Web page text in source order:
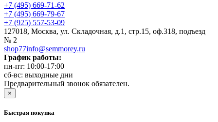
+7 (495) 669-71-62
+7 (495) 669-79-67
+7 (925) 557-53-09
127018, Москва, ул. Складочная, д.1, стр.15, оф.318, подъезд
№ 2
shop77info@semmorey.ru
График работы:
пн-пт: 10:00-17:00
сб-вс: выходные дни
Предварительный звонок обязателен.
×
Быстрая покупка